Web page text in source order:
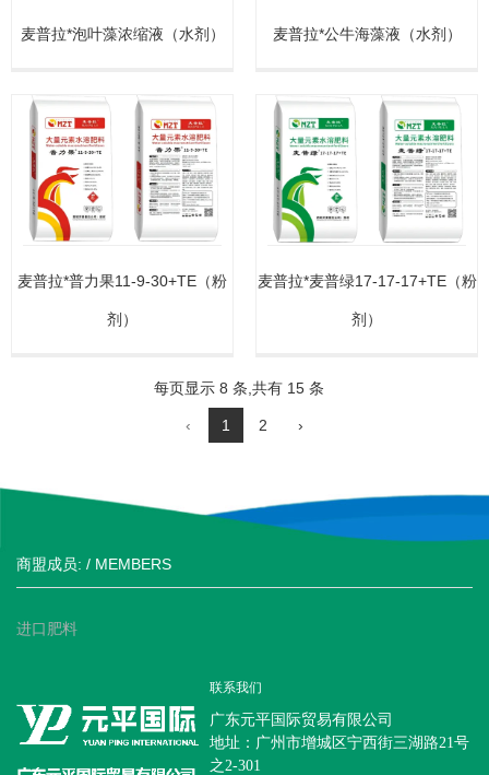
麦普拉*泡叶藻浓缩液（水剂） 麦普拉*公牛海藻液（水剂）
麦普拉*普力果11-9-30+TE（粉
剂）
麦普拉*麦普绿17-17-17+TE（粉
剂）
每页显示 8 条,共有 15 条
‹ 1 2 ›
商盟成员: / MEMBERS
进口肥料
联系我们
广东元平国际贸易有限公司
地址：广州市增城区宁西街三湖路21号
之2-301